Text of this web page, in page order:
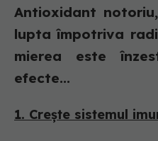
Antioxidant
lupta împotriva
mierea este
efecte...
1. Crește sistemul